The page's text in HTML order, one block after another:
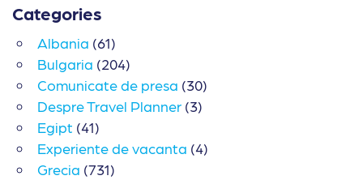
Categories
Albania (61)
Bulgaria (204)
Comunicate de presa (30)
Despre Travel Planner (3)
Egipt (41)
Experiente de vacanta (4)
Grecia (731)